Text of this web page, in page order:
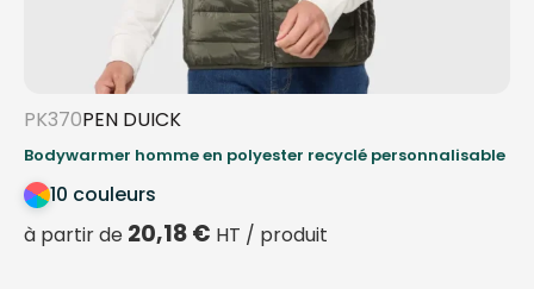
PK370PEN DUICK
Bodywarmer homme en polyester recyclé personnalisable
10 couleurs
à partir de 20,18€ HT / produit